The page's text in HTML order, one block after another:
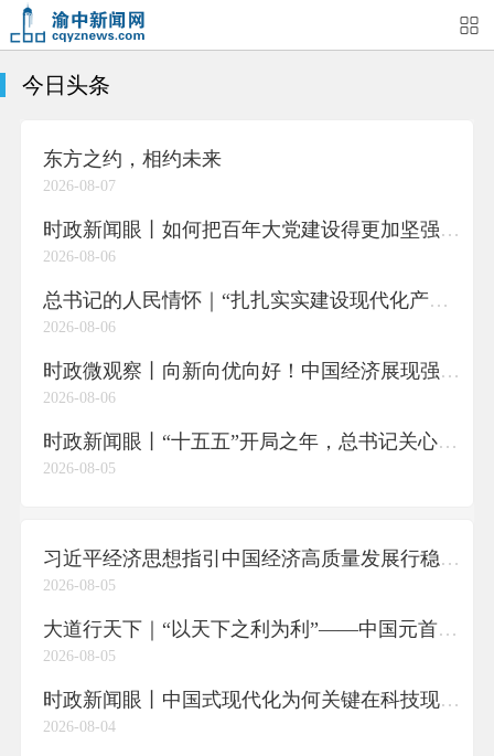
首页
渝中新闻 特别关注
企业信息 吃在渝中 住在渝中 行在渝中
今日头条
东方之约，相约未来
2026-08-07
时政新闻眼丨如何把百年大党建设得更加坚强有力？总书记这样部署
2026-08-06
总书记的人民情怀｜“扎扎实实建设现代化产业体系”
2026-08-06
时政微观察丨向新向优向好！中国经济展现强大韧性和活力
2026-08-06
时政新闻眼丨“十五五”开局之年，总书记关心百姓身边这些民生大事
2026-08-05
习近平经济思想指引中国经济高质量发展行稳致远
2026-08-05
大道行天下｜“以天下之利为利”——中国元首外交的世界情怀与大国气派
2026-08-05
时政新闻眼丨中国式现代化为何关键在科技现代化？总书记作出战略指引
2026-08-04